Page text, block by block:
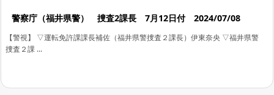
警察庁（福井県警） 捜査2課長 7月12日付 2024/07/08
【警視】 ▽運転免許課課長補佐（福井県警捜査２課長）伊東奈央 ▽福井県警
捜査２課 ...